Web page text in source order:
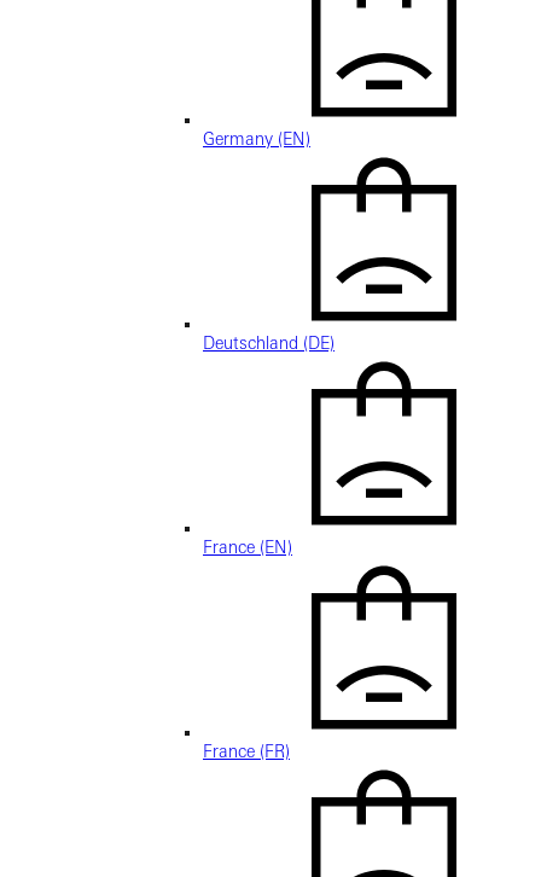
Germany (EN)
Deutschland (DE)
France (EN)
France (FR)